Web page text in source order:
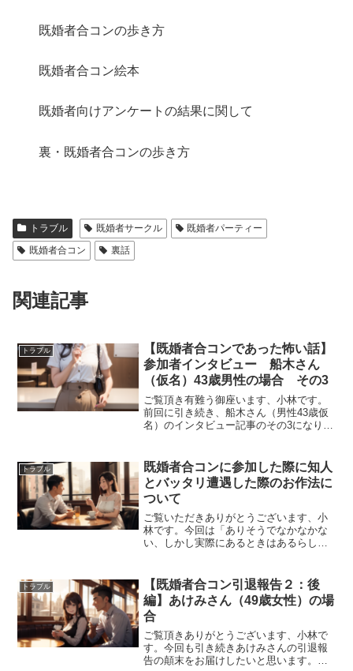
既婚者合コンの歩き方
既婚者合コン絵本
既婚者向けアンケートの結果に関して
裏・既婚者合コンの歩き方
トラブル 既婚者サークル
既婚者パーティー
既婚者合コン
裏話
関連記事
トラブル
【既婚者合コンであった怖い話】
参加者インタビュー 船木さん
（仮名）43歳男性の場合 その3
ご覧頂き有難う御座います、小林です。
前回に引き続き、船木さん（男性43歳仮
名）のインタビュー記事のその3になりま
今回はやり取りをスクショ風に再現して
みました。ーー今回も...
トラブル
既婚者合コンに参加した際に知人
とバッタリ遭遇した際のお作法に
ついて
ご覧いただきありがとうございます、小
林です。今回は「ありそうでなかなかな
い、しかし実際にあるときはあるらし
で知人とバッタリ遭遇してしまった場合
のお作法について。自分自身...
トラブル
【既婚者合コン引退報告２：後
編】あけみさん（49歳女性）の場
合
ご覧頂きありがとうございます、小林で
す。今回も引き続きあけみさんの引退報
告の顛末をお届けしたいと思います。記